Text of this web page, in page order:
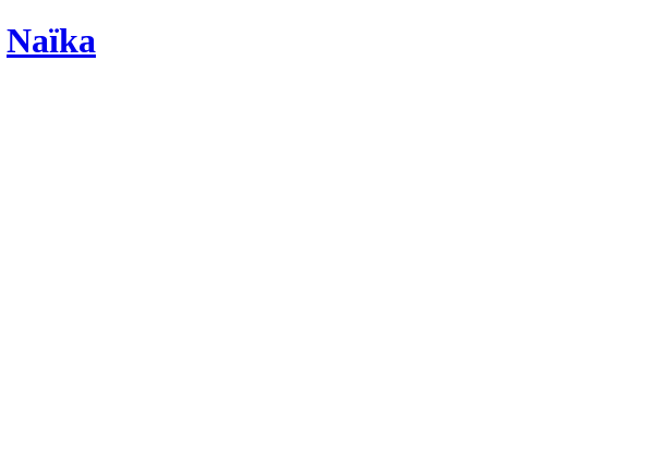
Naïka